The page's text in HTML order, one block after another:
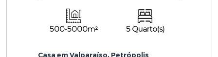
500-5000m² 5 Quarto(s)
Casa em Valparaíso, Petrópolis